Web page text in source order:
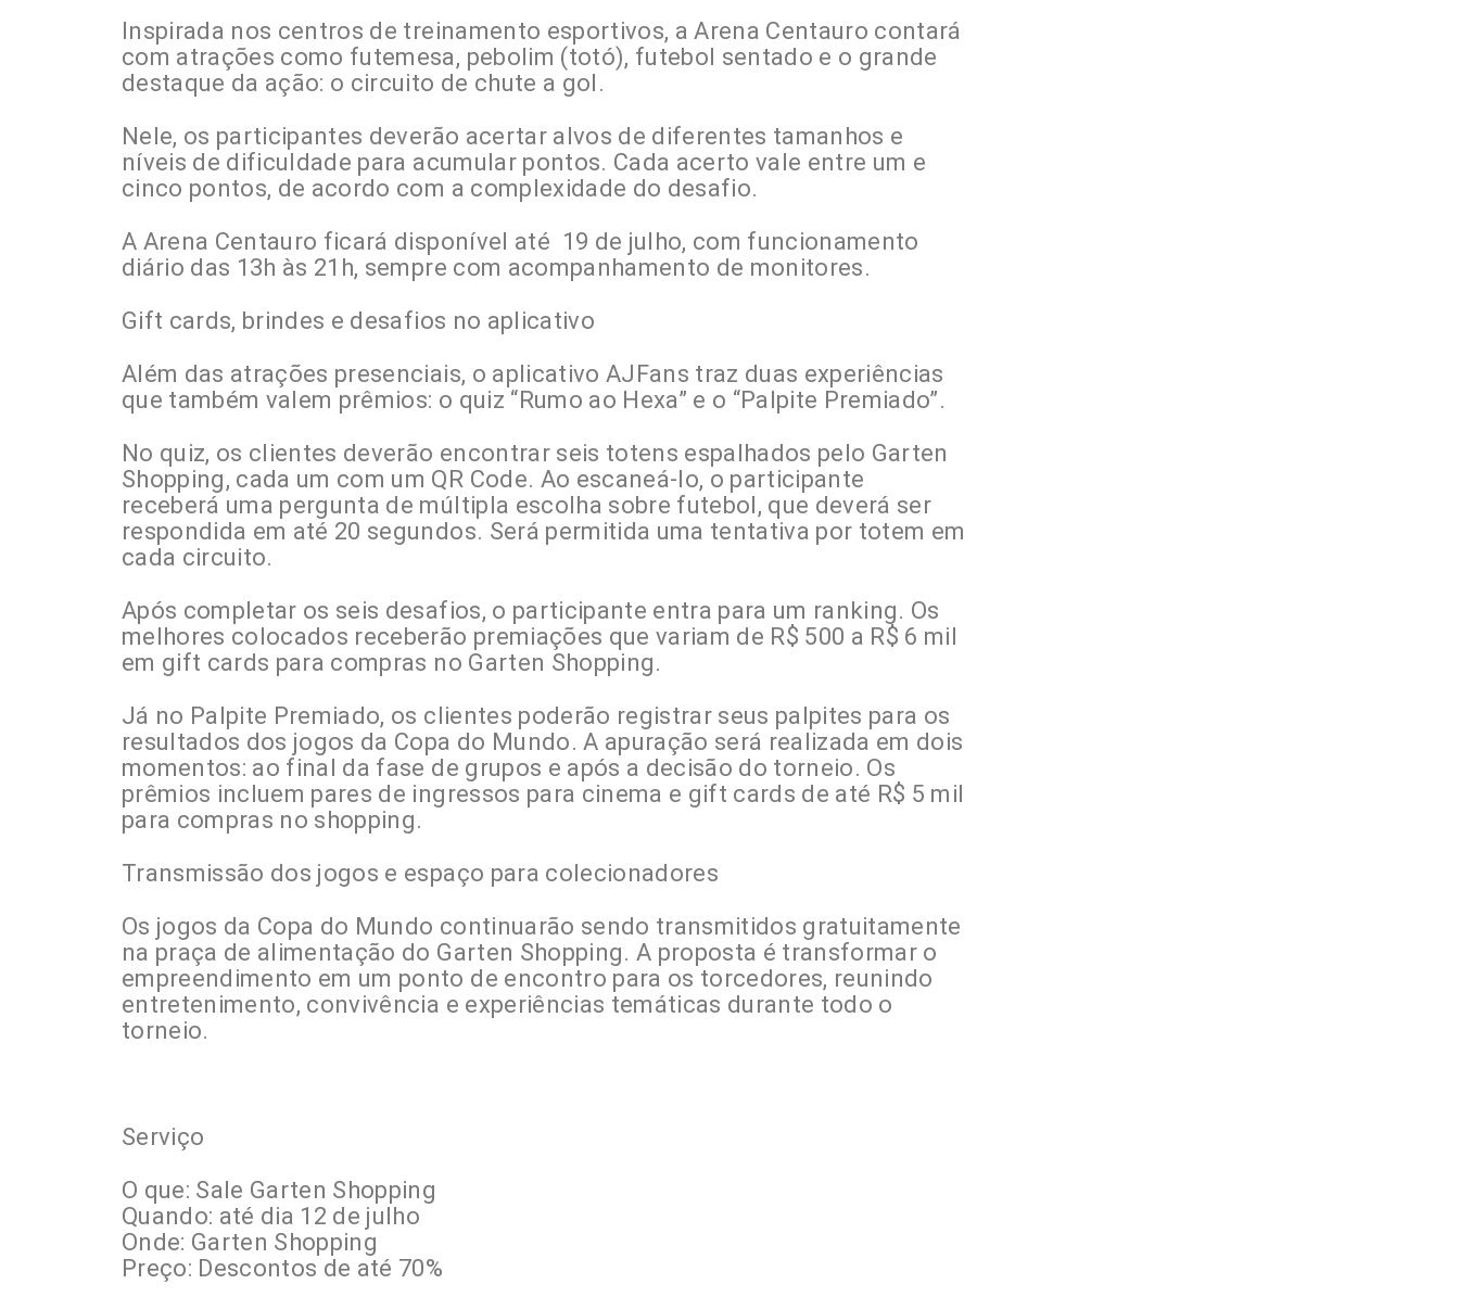
Inspirada nos centros de treinamento esportivos, a Arena Centauro contará
com atrações como futemesa, pebolim (totó), futebol sentado e o grande
destaque da ação: o circuito de chute a gol.
Nele, os participantes deverão acertar alvos de diferentes tamanhos e
níveis de dificuldade para acumular pontos. Cada acerto vale entre um e
cinco pontos, de acordo com a complexidade do desafio.
A Arena Centauro ficará disponível até 19 de julho, com funcionamento
diário das 13h às 21h, sempre com acompanhamento de monitores.
Gift cards, brindes e desafios no aplicativo
Além das atrações presenciais, o aplicativo AJFans traz duas experiências
que também valem prêmios: o quiz “Rumo ao Hexa” e o “Palpite Premiado”.
No quiz, os clientes deverão encontrar seis totens espalhados pelo Garten
Shopping, cada um com um QR Code. Ao escaneá-lo, o participante
receberá uma pergunta de múltipla escolha sobre futebol, que deverá ser
respondida em até 20 segundos. Será permitida uma tentativa por totem em
cada circuito.
Após completar os seis desafios, o participante entra para um ranking. Os
melhores colocados receberão premiações que variam de R$ 500 a R$ 6 mil
em gift cards para compras no Garten Shopping.
Já no Palpite Premiado, os clientes poderão registrar seus palpites para os
resultados dos jogos da Copa do Mundo. A apuração será realizada em dois
momentos: ao final da fase de grupos e após a decisão do torneio. Os
prêmios incluem pares de ingressos para cinema e gift cards de até R$ 5 mil
para compras no shopping.
Transmissão dos jogos e espaço para colecionadores
Os jogos da Copa do Mundo continuarão sendo transmitidos gratuitamente
na praça de alimentação do Garten Shopping. A proposta é transformar o
empreendimento em um ponto de encontro para os torcedores, reunindo
entretenimento, convivência e experiências temáticas durante todo o
torneio.
Serviço
O que: Sale Garten Shopping
Quando: até dia 12 de julho
Onde: Garten Shopping
Preço: Descontos de até 70%